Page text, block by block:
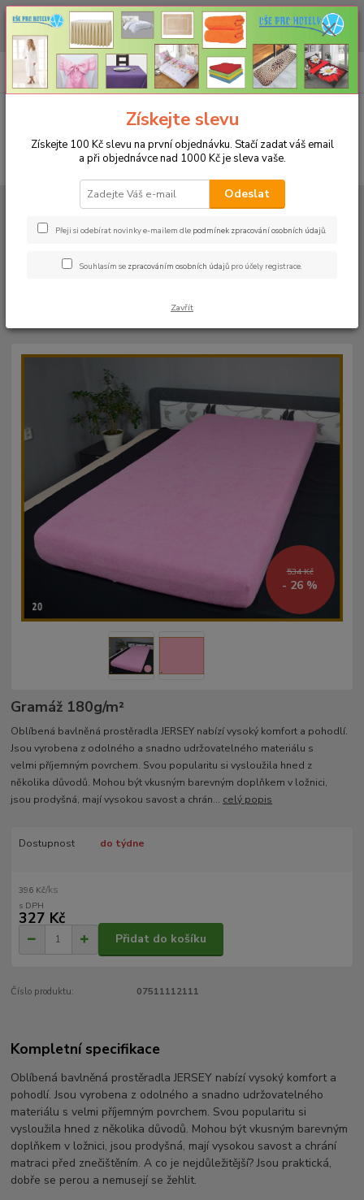
CHCETE NAKOUPIT VĚTŠÍ MNOŽSTVÍ NAŠICH PRODUKTŮ ZA LEPŠÍ
CENU? Klikněte ZDE
CZK
+420 773 794 023
Pondělí-pátek 9-16 hodin
0ks
za0 Kč
PROSTĚRADLA
Bavlněné prostěradla JERSEY s gumou - 45 barev
20 starorůžová
Bavlněné prostěradlo JERSEY
534 Kč
- 26 %
Gramáž 180g/m²­
Oblíbená bavlněná prostěradla JERSEY nabízí vysoký komfort a pohodlí.
Jsou vyrobena z odolného a snadno udržovatelného materiálu s
velmi příjemným povrchem. Svou popularitu si vysloužila hned z
několika důvodů. Mohou být vkusným barevným doplňkem v ložnici,
jsou prodyšná, mají vysokou savost a chrán... celý popis
Dostupnost do týdne
396 Kč/ks
327 Kč
Přidat do košíku
Číslo produktu: 07511112111
Kompletní specifikace
Oblíbená bavlněná prostěradla JERSEY nabízí vysoký komfort a
pohodlí. Jsou vyrobena z odolného a snadno udržovatelného
materiálu s velmi příjemným povrchem. Svou popularitu si
vysloužila hned z několika důvodů. Mohou být vkusným barevným
doplňkem v ložnici, jsou prodyšná, mají vysokou savost a chrání
matraci před znečištěním. A co je nejdůležitější? Jsou praktická,
dobře se perou a nemusejí se žehlit.
Získejte slevu
Získejte 100 Kč slevu na první objednávku. Stačí zadat váš email
a při objednávce nad 1000 Kč je sleva vaše.
Odeslat
Přeji si odebírat novinky e-mailem dle podmínek zpracování osobních údajů.
Souhlasím se zpracováním osobních údajů pro účely registrace.
Zavřít